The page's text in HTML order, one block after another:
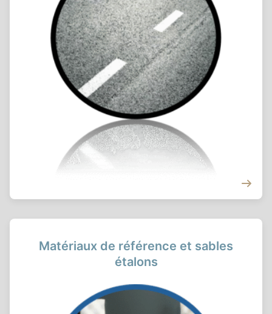
Matériaux de référence et sables
étalons